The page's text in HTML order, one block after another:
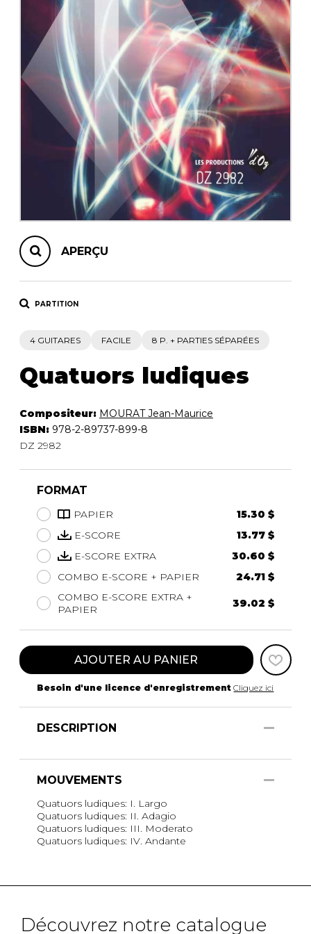
AUTRES PRODUITS
APERÇU
PARTITION
4 GUITARES FACILE 8 P. + PARTIES SÉPARÉES
Quatuors ludiques
Compositeur: MOURAT Jean-Maurice
ISBN: 978-2-89737-899-8
DZ 2982
FORMAT
PAPIER
15.30 $
E-SCORE
13.77 $
E-SCORE EXTRA
30.60 $
COMBO E-SCORE + PAPIER
24.71 $
COMBO E-SCORE EXTRA +
PAPIER
39.02 $
AJOUTER AU PANIER
Besoin d'une licence d'enregistrement Cliquez ici
DESCRIPTION
MOUVEMENTS
Quatuors ludiques: I. Largo
Quatuors ludiques: II. Adagio
Quatuors ludiques: III. Moderato
Quatuors ludiques: IV. Andante
Découvrez notre catalogue